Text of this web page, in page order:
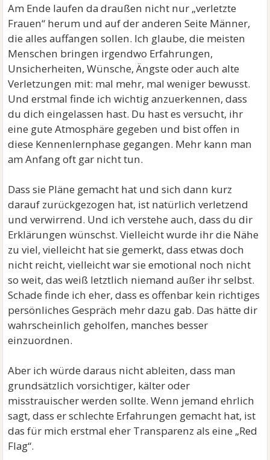
Am Ende laufen da draußen nicht nur „verletzte
Frauen“ herum und auf der anderen Seite Männer,
die alles auffangen sollen. Ich glaube, die meisten
Menschen bringen irgendwo Erfahrungen,
Unsicherheiten, Wünsche, Ängste oder auch alte
Verletzungen mit: mal mehr, mal weniger bewusst.
Und erstmal finde ich wichtig anzuerkennen, dass
du dich eingelassen hast. Du hast es versucht, ihr
eine gute Atmosphäre gegeben und bist offen in
diese Kennenlernphase gegangen. Mehr kann man
am Anfang oft gar nicht tun.
Dass sie Pläne gemacht hat und sich dann kurz
darauf zurückgezogen hat, ist natürlich verletzend
und verwirrend. Und ich verstehe auch, dass du dir
Erklärungen wünschst. Vielleicht wurde ihr die Nähe
zu viel, vielleicht hat sie gemerkt, dass etwas doch
nicht reicht, vielleicht war sie emotional noch nicht
so weit, das weiß letztlich niemand außer ihr selbst.
Schade finde ich eher, dass es offenbar kein richtiges
persönliches Gespräch mehr dazu gab. Das hätte dir
wahrscheinlich geholfen, manches besser
einzuordnen.
Aber ich würde daraus nicht ableiten, dass man
grundsätzlich vorsichtiger, kälter oder
misstrauischer werden sollte. Wenn jemand ehrlich
sagt, dass er schlechte Erfahrungen gemacht hat, ist
das für mich erstmal eher Transparenz als eine „Red
Flag“.